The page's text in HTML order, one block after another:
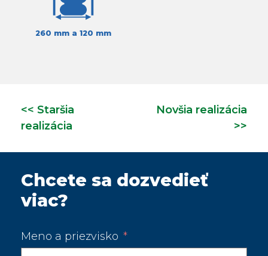
260 mm a 120 mm
<< Staršia
realizácia
Novšia realizácia
>>
Chcete sa dozvedieť
viac?
Meno a priezvisko